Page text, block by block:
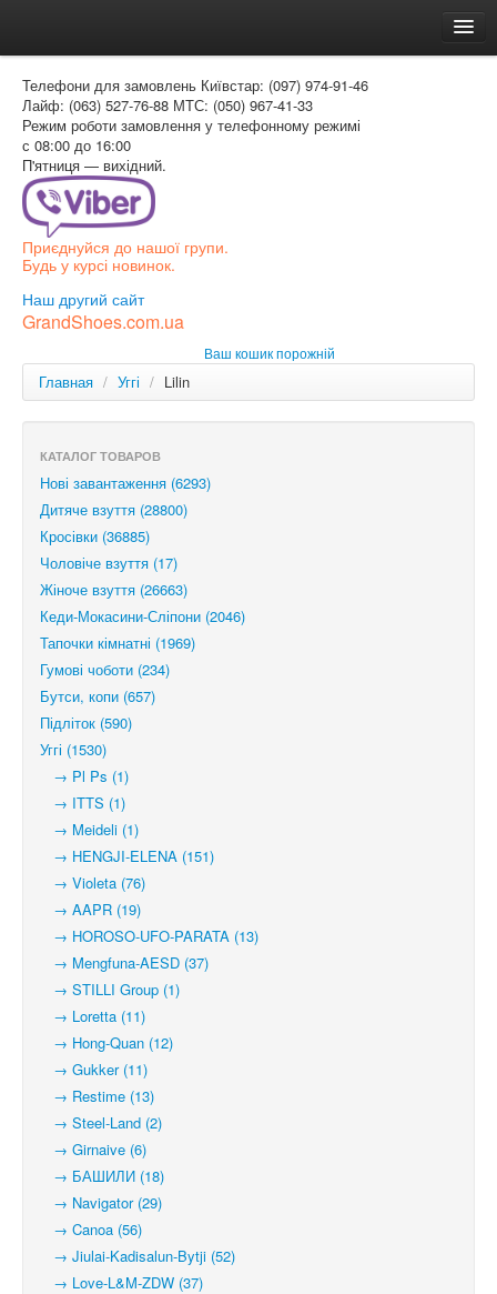
Доставка и оплата
Как заказать
Контакти
Таблиця розмірів
Вхід для покупця
РОС
Телефони для замовлень Київстар: (097) 974-91-46
Лайф: (063) 527-76-88 МТС: (050) 967-41-33
Режим роботи замовлення у телефонному режимі
с 08:00 до 16:00
П'ятниця — вихідний.
Приєднуйся до нашої групи.
Будь у курсі новинок.
Наш другий сайт
GrandShoes.com.ua
Ваш кошик порожній
Главная / Уггі / Lilin
КАТАЛОГ ТОВАРОВ
Нові завантаження (6293)
Дитяче взуття (28800)
Кросівки (36885)
Чоловіче взуття (17)
Жіноче взуття (26663)
Кеди-Мокасини-Сліпони (2046)
Тапочки кімнатні (1969)
Гумові чоботи (234)
Бутси, копи (657)
Підліток (590)
Уггі (1530)
→ Pl Ps (1)
→ ITTS (1)
→ Meideli (1)
→ HENGJI-ELENA (151)
→ Violeta (76)
→ AAPR (19)
→ HOROSO-UFO-PARATA (13)
→ Mengfuna-AESD (37)
→ STILLI Group (1)
→ Loretta (11)
→ Hong-Quan (12)
→ Gukker (11)
→ Restime (13)
→ Steel-Land (2)
→ Girnaive (6)
→ БАШИЛИ (18)
→ Navigator (29)
→ Canoa (56)
→ Jiulai-Kadisalun-Bytji (52)
→ Love-L&M-ZDW (37)